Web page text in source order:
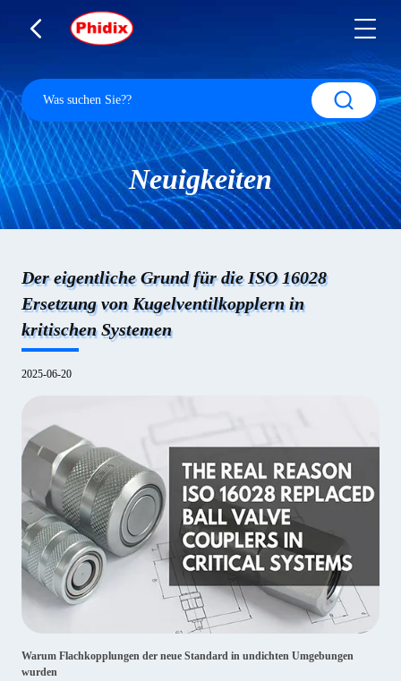
Neuigkeiten
Der eigentliche Grund für die ISO 16028
Ersetzung von Kugelventilkopplern in
kritischen Systemen
2025-06-20
Warum Flachkopplungen der neue Standard in undichten Umgebungen
wurden